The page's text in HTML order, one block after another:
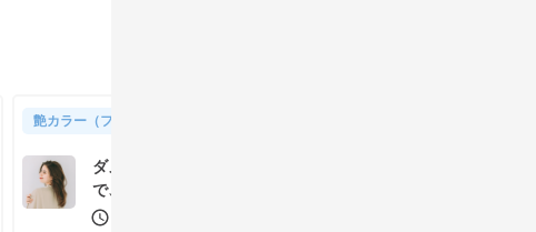
艶カラー（フルカラー＆トリートメント）
ダメージケアをしながら理想の艶カラーに。トリートメント
で、更に潤う艶髪に